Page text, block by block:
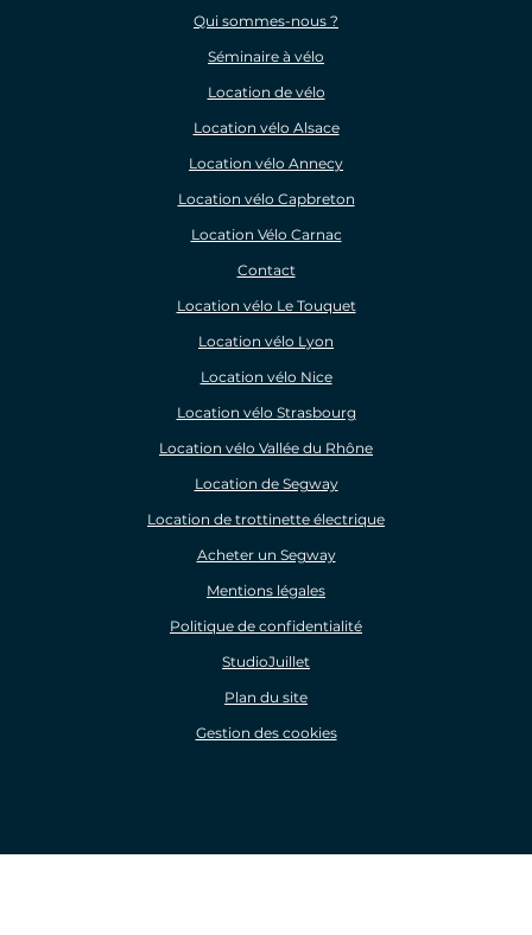
Qui sommes-nous ?
Séminaire à vélo
Location de vélo
Location vélo Alsace
Location vélo Annecy
Location vélo Capbreton
Location Vélo Carnac
Contact
Location vélo Le Touquet
Location vélo Lyon
Location vélo Nice
Location vélo Strasbourg
Location vélo Vallée du Rhône
Location de Segway
Location de trottinette électrique
Acheter un Segway
Mentions légales
Politique de confidentialité
StudioJuillet
Plan du site
Gestion des cookies